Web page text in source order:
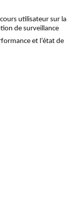
utilisateur sur la
de surveillance
et l’état de